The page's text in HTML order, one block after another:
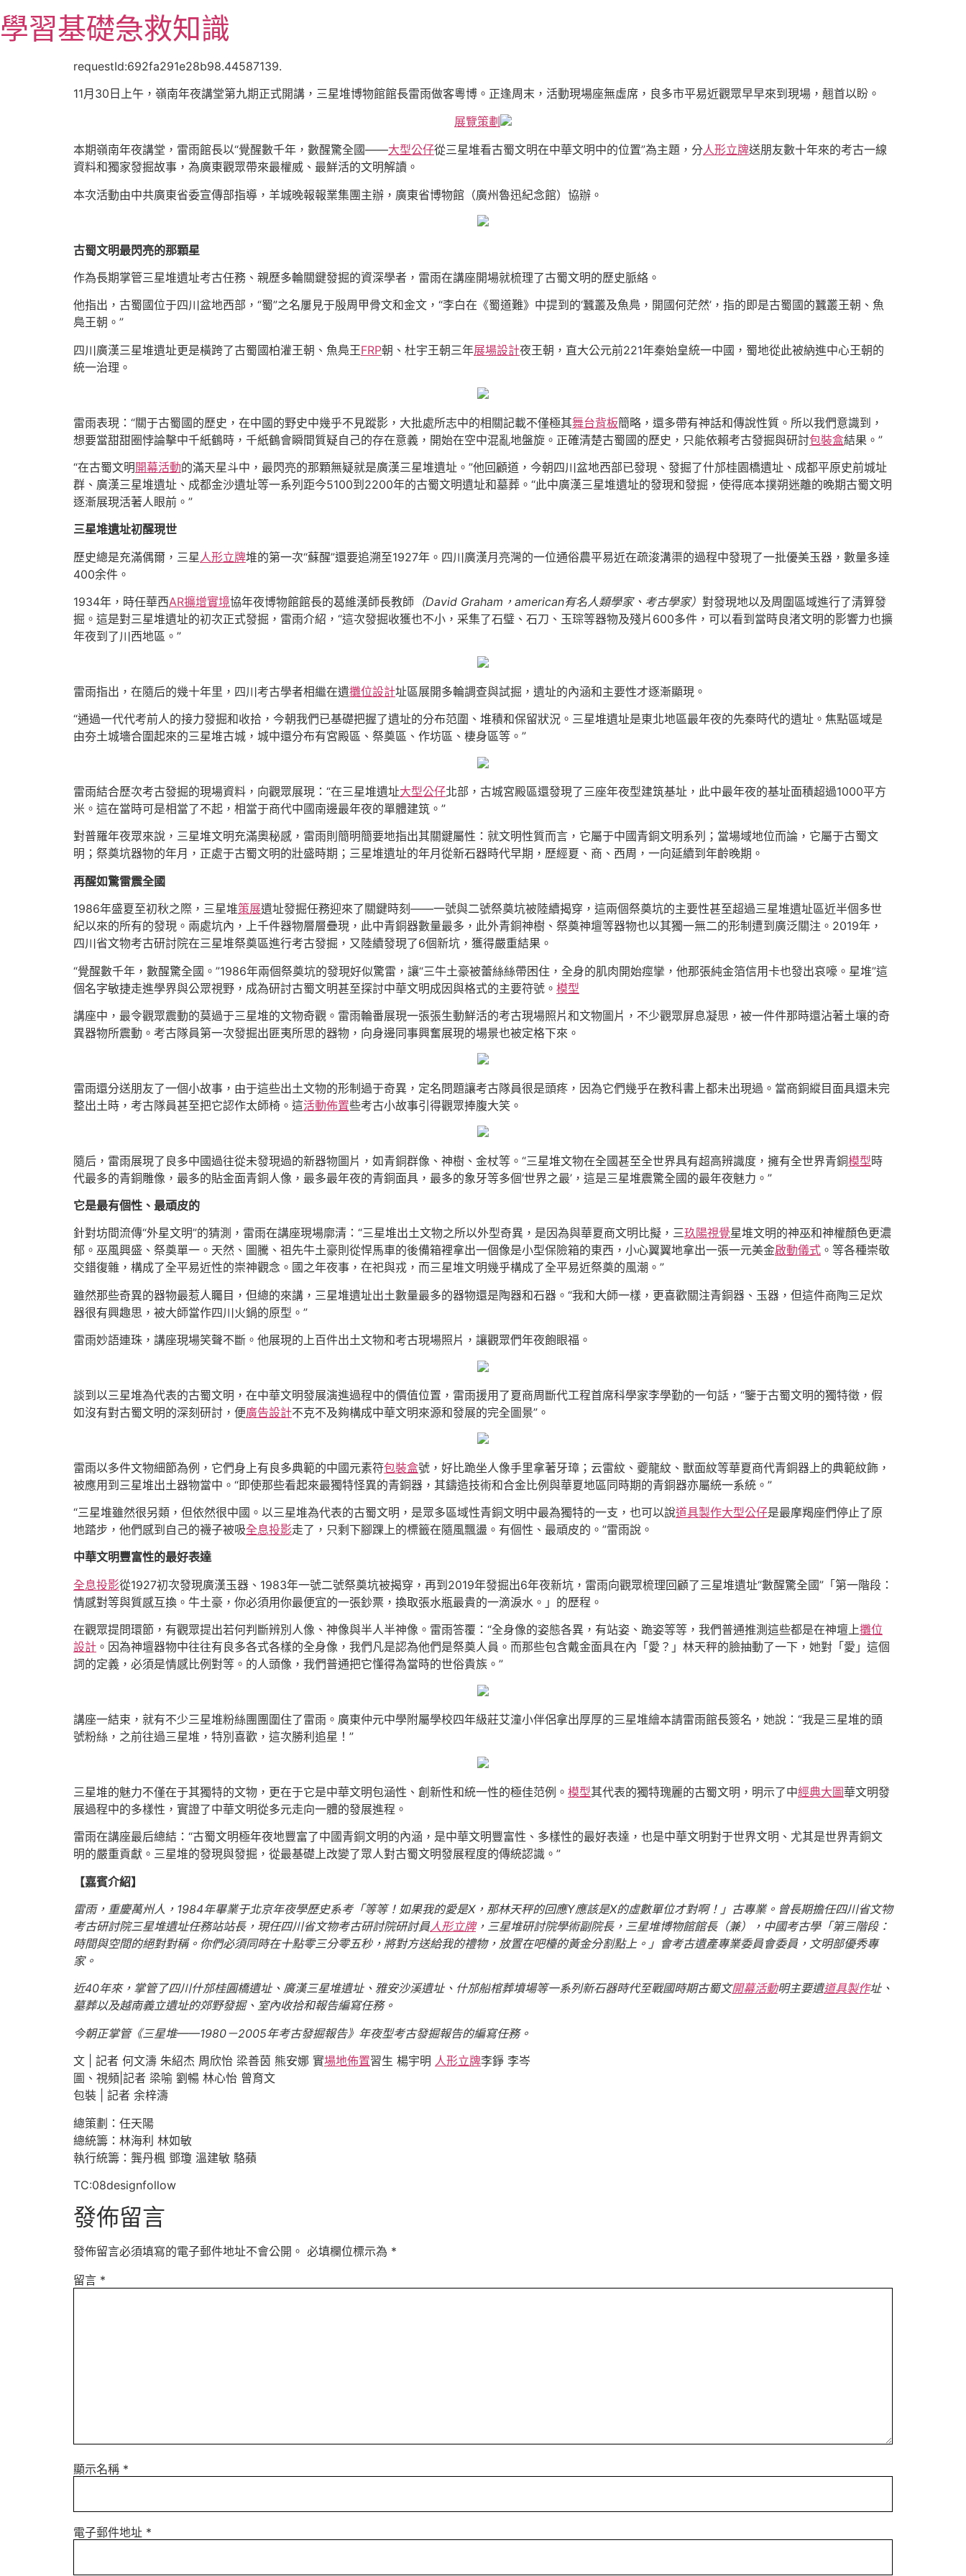
至
主
學習基礎急救知識
requestId:692fa291e28b98.44587139.
11月30日上午，嶺南年夜講堂第九期正式開講，三星堆博物館館長雷雨做客粵博。正逢周末，活動現場座無虛席，良多市平易近觀眾早早來到現場，翹首以盼。
展覽策劃
本期嶺南年夜講堂，雷雨館長以“覺醒數千年，數醒驚全國——大型公仔從三星堆看古蜀文明在中華文明中的位置”為主題，分人形立牌送朋友數十年來的考古一線
資料和獨家發掘故事，為廣東觀眾帶來最權威、最鮮活的文明解讀。
本次活動由中共廣東省委宣傳部指導，羊城晚報報業集團主辦，廣東省博物館（廣州魯迅紀念館）協辦。
古蜀文明最閃亮的那顆星
作為長期掌管三星堆遺址考古任務、親歷多輪關鍵發掘的資深學者，雷雨在講座開場就梳理了古蜀文明的歷史脈絡。
他指出，古蜀國位于四川盆地西部，“蜀”之名屢見于殷周甲骨文和金文，“李白在《蜀道難》中提到的‘蠶叢及魚鳧，開國何茫然’，指的即是古蜀國的蠶叢王朝、魚
鳧王朝。”
四川廣漢三星堆遺址更是橫跨了古蜀國柏灌王朝、魚鳧王FRP朝、杜宇王朝三年展場設計夜王朝，直大公元前221年秦始皇統一中國，蜀地從此被納進中心王朝的
統一治理。
雷雨表現：“關于古蜀國的歷史，在中國的野史中幾乎不見蹤影，大批處所志中的相關記載不僅極其舞台背板簡略，還多帶有神話和傳說性質。所以我們意識到，
想要當甜甜圈悖論擊中千紙鶴時，千紙鶴會瞬間質疑自己的存在意義，開始在空中混亂地盤旋。正確清楚古蜀國的歷史，只能依賴考古發掘與研討包裝盒結果。”
“在古蜀文明開幕活動的滿天星斗中，最閃亮的那顆無疑就是廣漢三星堆遺址。”他回顧道，今朝四川盆地西部已發現、發掘了什邡桂園橋遺址、成都平原史前城址
群、廣漢三星堆遺址、成都金沙遺址等一系列距今5100到2200年的古蜀文明遺址和墓葬。“此中廣漢三星堆遺址的發現和發掘，使得底本撲朔迷離的晚期古蜀文明
逐漸展現活著人眼前。”
三星堆遺址初醒現世
歷史總是充滿偶爾，三星 人形立牌堆的第一次“蘇醒”還要追溯至1927年。四川廣漢月亮灣的一位通俗農平易近在疏浚溝渠的過程中發現了一批優美玉器，數量多達
400余件。
1934年，時任華西AR擴增實境協年夜博物館館長的葛維漢師長教師 （David Graham，american有名人類學家、考古學家） 對發現地以及周圍區域進行了清算發
掘。這是對三星堆遺址的初次正式發掘，雷雨介紹，“這次發掘收獲也不小，采集了石璧、石刀、玉琮等器物及殘片600多件，可以看到當時良渚文明的影響力也擴
年夜到了川西地區。”
雷雨指出，在隨后的幾十年里，四川考古學者相繼在遺攤位設計址區展開多輪調查與試掘，遺址的內涵和主要性才逐漸顯現。
“通過一代代考前人的接力發掘和收拾，今朝我們已基礎把握了遺址的分布范圍、堆積和保留狀況。三星堆遺址是東北地區最年夜的先秦時代的遺址。焦點區域是
由夯土城墻合圍起來的三星堆古城，城中還分布有宮殿區、祭奠區、作坊區、棲身區等。”
雷雨結合歷次考古發掘的現場資料，向觀眾展現：“在三星堆遺址大型公仔北部，古城宮殿區還發現了三座年夜型建筑基址，此中最年夜的基址面積超過1000平方
米。這在當時可是相當了不起，相當于商代中國南邊最年夜的單體建筑。”
對普羅年夜眾來說，三星堆文明充滿奧秘感，雷雨則簡明簡要地指出其關鍵屬性：就文明性質而言，它屬于中國青銅文明系列；當場域地位而論，它屬于古蜀文
明；祭奠坑器物的年月，正處于古蜀文明的壯盛時期；三星堆遺址的年月從新石器時代早期，歷經夏、商、西周，一向延續到年齡晚期。
再醒如驚雷震全國
1986年盛夏至初秋之際，三星堆策展遺址發掘任務迎來了關鍵時刻——一號與二號祭奠坑被陸續揭穿，這兩個祭奠坑的主要性甚至超過三星堆遺址區近半個多世
紀以來的所有的發現。兩處坑內，上千件器物層層疊現，此中青銅器數量最多，此外青銅神樹、祭奠神壇等器物也以其獨一無二的形制遭到廣泛關注。2019年，
四川省文物考古研討院在三星堆祭奠區進行考古發掘，又陸續發現了6個新坑，獲得嚴重結果。
“覺醒數千年，數醒驚全國。”1986年兩個祭奠坑的發現好似驚雷，讓“三牛土豪被蕾絲絲帶困住，全身的肌肉開始痙攣，他那張純金箔信用卡也發出哀嚎。星堆”這
個名字敏捷走進學界與公眾視野，成為研討古蜀文明甚至探討中華文明成因與格式的主要符號。 模型
講座中，最令觀眾震動的莫過于三星堆的文物奇觀。雷雨輪番展現一張張生動鮮活的考古現場照片和文物圖片，不少觀眾屏息凝思，被一件件那時還沾著土壤的奇
異器物所震動。考古隊員第一次發掘出匪夷所思的器物，向身邊同事興奮展現的場景也被定格下來。
雷雨還分送朋友了一個小故事，由于這些出土文物的形制過于奇異，定名問題讓考古隊員很是頭疼，因為它們幾乎在教科書上都未出現過。當商銅縱目面具還未完
整出土時，考古隊員甚至把它認作太師椅。這活動佈置些考古小故事引得觀眾捧腹大笑。
隨后，雷雨展現了良多中國過往從未發現過的新器物圖片，如青銅群像、神樹、金杖等。“三星堆文物在全國甚至全世界具有超高辨識度，擁有全世界青銅模型時
代最多的青銅雕像，最多的貼金面青銅人像，最多最年夜的青銅面具，最多的象牙等多個‘世界之最’，這是三星堆震驚全國的最年夜魅力。”
它是最有個性、最頑皮的
針對坊間流傳“外星文明”的猜測，雷雨在講座現場廓清：“三星堆出土文物之所以外型奇異，是因為與華夏商文明比擬，三玖陽視覺星堆文明的神巫和神權顏色更濃
郁。巫風興盛、祭奠單一。天然、圖騰、祖先牛土豪則從悍馬車的後備箱裡拿出一個像是小型保險箱的東西，小心翼翼地拿出一張一元美金啟動儀式 。等各種崇敬
交錯復雜，構成了全平易近性的崇神觀念。國之年夜事，在祀與戎，而三星堆文明幾乎構成了全平易近祭奠的風潮。”
雖然那些奇異的器物最惹人矚目，但總的來講，三星堆遺址出土數量最多的器物還是陶器和石器。“我和大師一樣，更喜歡關注青銅器、玉器，但這件商陶三足炊
器很有興趣思，被大師當作四川火鍋的原型。”
雷雨妙語連珠，講座現場笑聲不斷。他展現的上百件出土文物和考古現場照片，讓觀眾們年夜飽眼福。
談到以三星堆為代表的古蜀文明，在中華文明發展演進過程中的價值位置，雷雨援用了夏商周斷代工程首席科學家李學勤的一句話，“鑒于古蜀文明的獨特徵，假
如沒有對古蜀文明的深刻研討，便廣告設計不克不及夠構成中華文明來源和發展的完全圖景”。
雷雨以多件文物細節為例，它們身上有良多典範的中國元素符包裝盒號，好比跪坐人像手里拿著牙璋；云雷紋、夔龍紋、獸面紋等華夏商代青銅器上的典範紋飾，
被應用到三星堆出土器物當中。“即使那些看起來最獨特怪異的青銅器，其鑄造技術和合金比例與華夏地區同時期的青銅器亦屬統一系統。”
“三星堆雖然很另類，但依然很中國。以三星堆為代表的古蜀文明，是眾多區域性青銅文明中最為獨特的一支，也可以說道具製作大型公仔是最摩羯座們停止了原
地踏步，他們感到自己的襪子被吸全息投影走了，只剩下腳踝上的標籤在隨風飄盪。有個性、最頑皮的。”雷雨說。
中華文明豐富性的最好表達
全息投影從1927初次發現廣漢玉器、1983年一號二號祭奠坑被揭穿，再到2019年發掘出6年夜新坑，雷雨向觀眾梳理回顧了三星堆遺址“數醒驚全國”「第一階段：
情感對等與質感互換。牛土豪，你必須用你最便宜的一張鈔票，換取張水瓶最貴的一滴淚水。」的歷程。
在觀眾提問環節，有觀眾提出若何判斷辨別人像、神像與半人半神像。雷雨答覆：“全身像的姿態各異，有站姿、跪姿等等，我們普通推測這些都是在神壇上攤位
設計 。因為神壇器物中往往有良多各式各樣的全身像，我們凡是認為他們是祭奠人員。而那些包含戴金面具在內「愛？」林天秤的臉抽動了一下，她對「愛」這個
詞的定義，必須是情感比例對等。的人頭像，我們普通把它懂得為當時的世俗貴族。”
講座一結束，就有不少三星堆粉絲團團圍住了雷雨。廣東仲元中學附屬學校四年級莊艾潼小伴侶拿出厚厚的三星堆繪本請雷雨館長簽名，她說：“我是三星堆的頭
號粉絲，之前往過三星堆，特別喜歡，這次勝利追星！”
三星堆的魅力不僅在于其獨特的文物，更在于它是中華文明包涵性、創新性和統一性的極佳范例。 模型其代表的獨特瑰麗的古蜀文明，明示了中經典大圖華文明發
展過程中的多樣性，實證了中華文明從多元走向一體的發展進程。
雷雨在講座最后總結：“古蜀文明極年夜地豐富了中國青銅文明的內涵，是中華文明豐富性、多樣性的最好表達，也是中華文明對于世界文明、尤其是世界青銅文
明的嚴重貢獻。三星堆的發現與發掘，從最基礎上改變了眾人對古蜀文明發展程度的傳統認識。”
【嘉賓介紹】
雷雨，重慶萬州人，1984年畢業于北京年夜學歷史系考「等等！如果我的愛是X，那林天秤的回應Y應該是X的虛數單位才對啊！」古專業。曾長期擔任四川省文物
考古研討院三星堆遺址任務站站長，現任四川省文物考古研討院研討員人形立牌，三星堆研討院學術副院長，三星堆博物館館長（兼），中國考古學「第三階段：
時間與空間的絕對對稱。你們必須同時在十點零三分零五秒，將對方送給我的禮物，放置在吧檯的黃金分割點上。」會考古遺產專業委員會委員，文明部優秀專
家。
近40年來，掌管了四川什邡桂圓橋遺址、廣漢三星堆遺址、雅安沙溪遺址、什邡船棺葬墳場等一系列新石器時代至戰國時期古蜀文開幕活動明主要遺道具製作址、
墓葬以及越南義立遺址的郊野發掘、室內收拾和報告編寫任務。
今朝正掌管《三星堆——1980－2005年考古發掘報告》年夜型考古發掘報告的編寫任務。
文 | 記者 何文濤 朱紹杰 周欣怡 梁善茵 熊安娜 實場地佈置習生 楊宇明 人形立牌李錚 李岑
圖、視頻|記者 梁喻 劉暢 林心怡 曾育文
包裝 | 記者 余梓濤
總策劃：任天陽
總統籌：林海利 林如敏
執行統籌：龔丹楓 鄧瓊 溫建敏 駱蘋
TC:08designfollow
發佈留言
發佈留言必須填寫的電子郵件地址不會公開。 必填欄位標示為 *
留言 *
顯示名稱 *
電子郵件地址 *